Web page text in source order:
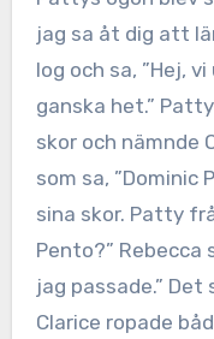
jag sa åt dig att
log och sa, ”Hej,
ganska het.”
skor och nämnde
som sa, ”Dominic
sina skor. Patty
Pento?” Rebecca
jag passade.”
Clarice ropade